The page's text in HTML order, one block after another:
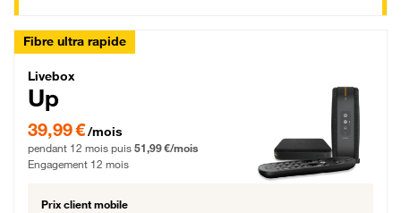
Fibre ultra rapide
Livebox Up Fibre
Livebox
Up
39,99 € par mois pendant 12 mois puis 51,99 € par mois, Engagement 12 mois
39,99 €/mois
pendant 12 mois puis 51,99 €/mois
Engagement 12 mois
Prix client mobile